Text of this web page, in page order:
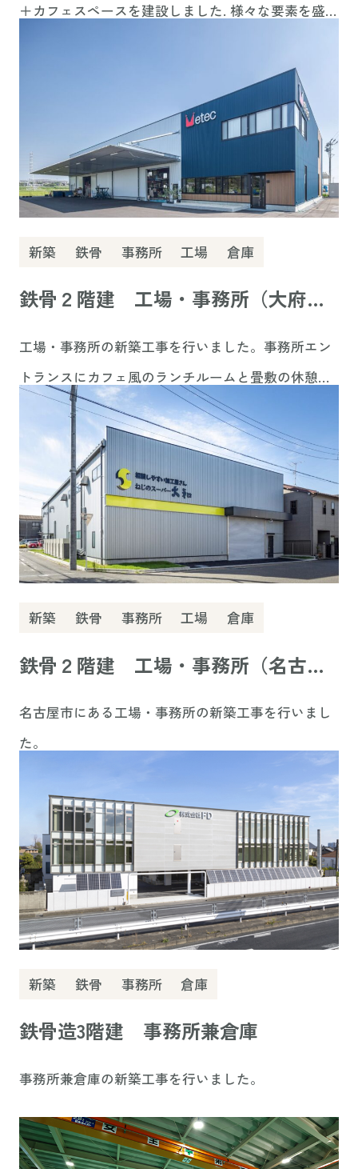
＋カフェスペースを建設しました. 様々な要素を盛り
伝いいたしました。 地域に馴染み、愛される建物こ
そ地域貢献だと思っています。
新築 鉄骨 事務所 工場 倉庫
鉄骨２階建 工場・事務所（大府
市）
工場・事務所の新築工事を行いました。事務所エン
トランスにカフェ風のランチルームと畳敷の休憩コ
ーナーを配置し、求人力・定着力がアップするよう
な工場・事務所を意識して設計から手掛けさせてい
ただきました。
新築 鉄骨 事務所 工場 倉庫
鉄骨２階建 工場・事務所（名古屋
市）
名古屋市にある工場・事務所の新築工事を行いまし
た。
新築 鉄骨 事務所 倉庫
鉄骨造3階建 事務所兼倉庫
事務所兼倉庫の新築工事を行いました。